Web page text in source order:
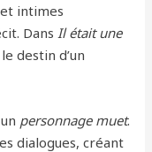
intimes
Dans Il était une
destin d’un
personnage muet.
dialogues, créant